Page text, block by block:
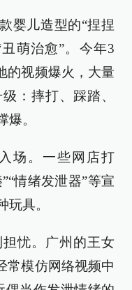
婴儿造型的“捏捏
萌治愈”。今年3
的视频爆火，大量
：摔打、踩踏、
。
场。一些网店打
情绪发泄器”等宣
具。
忧。广州的王女
常模仿网络视频中